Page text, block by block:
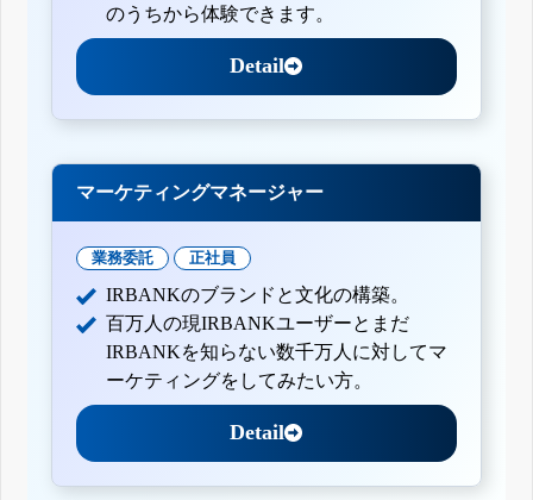
のうちから体験できます。
Detail
マーケティングマネージャー
業務委託 正社員
IRBANKのブランドと文化の構築。
百万人の現IRBANKユーザーとまだ
IRBANKを知らない数千万人に対してマ
ーケティングをしてみたい方。
Detail